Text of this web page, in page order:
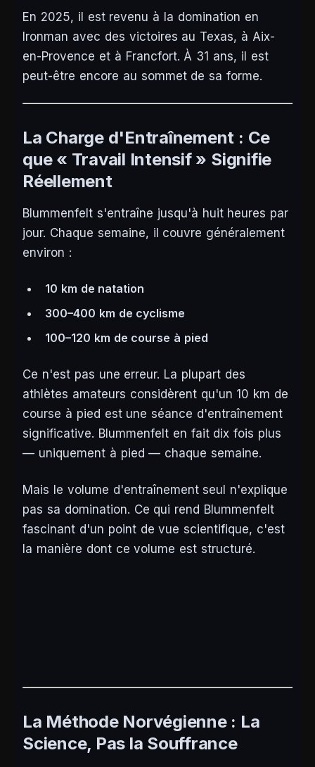
En 2025, il est revenu à la domination en
Ironman avec des victoires au Texas, à Aix-
en-Provence et à Francfort. À 31 ans, il est
peut-être encore au sommet de sa forme.
La Charge d'Entraînement : Ce
que « Travail Intensif » Signifie
Réellement
Blummenfelt s'entraîne jusqu'à huit heures par
jour. Chaque semaine, il couvre généralement
environ :
10 km de natation
300–400 km de cyclisme
100–120 km de course à pied
Ce n'est pas une erreur. La plupart des
athlètes amateurs considèrent qu'un 10 km de
course à pied est une séance d'entraînement
significative. Blummenfelt en fait dix fois plus
— uniquement à pied — chaque semaine.
Mais le volume d'entraînement seul n'explique
pas sa domination. Ce qui rend Blummenfelt
fascinant d'un point de vue scientifique, c'est
la manière dont ce volume est structuré.
La Méthode Norvégienne : La
Science, Pas la Souffrance